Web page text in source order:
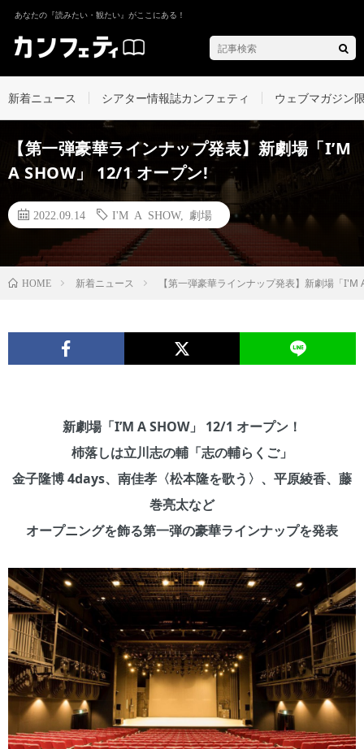
あなたの『読みたい・観たい』がここにある！
新着ニュース シアター情報誌カンフェティ ウェブマガジン
【第一弾豪華ラインナップ発表】新劇場「I’M
A SHOW」 12/1 オープン!
2022.09.14 I'M A SHOW, 劇場
HOME 新着ニュース 【第一弾豪華ラインナップ発表】新劇場「I'M
新劇場「I’M A SHOW」 12/1 オープン！
杮落しは立川志の輔「志の輔らくご」
金子隆博 4days、南佳孝〈松本隆を歌う〉、平原綾香、藤
巻亮太など
オープニングを飾る第一弾の豪華ラインナップを発表